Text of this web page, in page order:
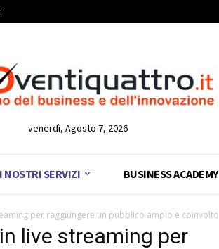
venerdì, Agosto 7, 2026
I NOSTRI SERVIZI BUSINESS ACADEMY
per raggiungere un pubblico ampio e coinvolto
live streaming per